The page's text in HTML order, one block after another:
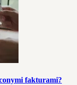
fakturami?